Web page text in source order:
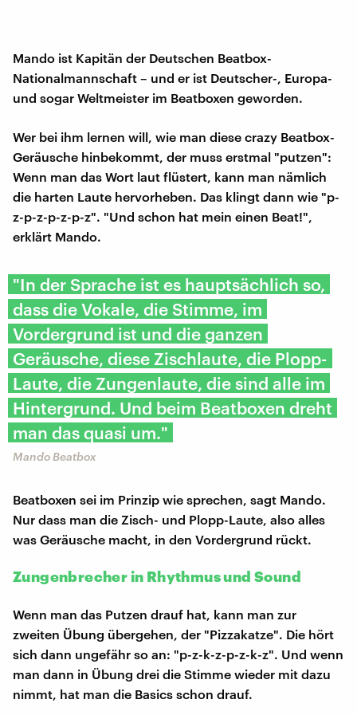
Mando ist Kapitän der Deutschen Beatbox-
Nationalmannschaft – und er ist Deutscher-, Europa-
und sogar Weltmeister im Beatboxen geworden.
Wer bei ihm lernen will, wie man diese crazy Beatbox-
Geräusche hinbekommt, der muss erstmal "putzen":
Wenn man das Wort laut flüstert, kann man nämlich
die harten Laute hervorheben. Das klingt dann wie "p-
z-p-z-p-z-p-z". "Und schon hat mein einen Beat!",
erklärt Mando.
"In der Sprache ist es hauptsächlich so,
dass die Vokale, die Stimme, im
Vordergrund ist und die ganzen
Geräusche, diese Zischlaute, die Plopp-
Laute, die Zungenlaute, die sind alle im
Hintergrund. Und beim Beatboxen dreht
man das quasi um."
Mando Beatbox
Beatboxen sei im Prinzip wie sprechen, sagt Mando.
Nur dass man die Zisch- und Plopp-Laute, also alles
was Geräusche macht, in den Vordergrund rückt.
Zungenbrecher in Rhythmus und Sound
Wenn man das Putzen drauf hat, kann man zur
zweiten Übung übergehen, der "Pizzakatze". Die hört
sich dann ungefähr so an: "p-z-k-z-p-z-k-z". Und wenn
man dann in Übung drei die Stimme wieder mit dazu
nimmt, hat man die Basics schon drauf.